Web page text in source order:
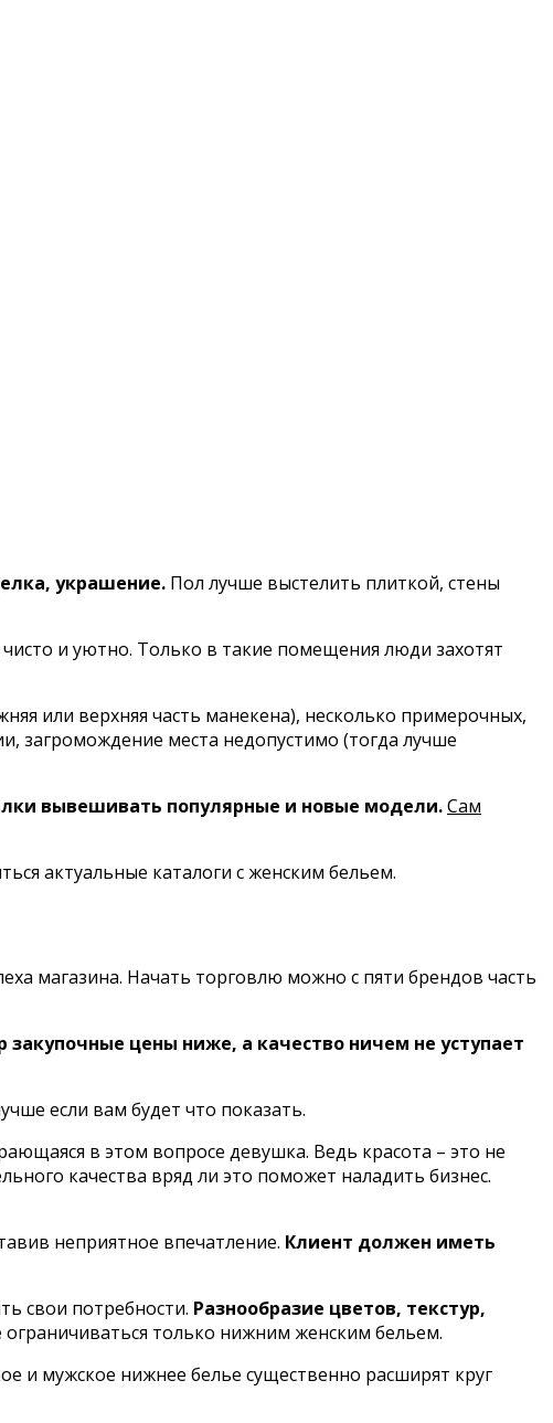
украшение. Пол лучше выстелить плиткой, стены
и уютно. Только в такие помещения люди захотят
или верхняя часть манекена), несколько примерочных,
загромождение места недопустимо (тогда лучше
вывешивать популярные и новые модели.Сам
актуальные каталоги с женским бельем.
магазина. Начать торговлю можно с пяти брендов часть
закупочные цены ниже, а качество ничем не уступает
если вам будет что показать.
в этом вопросе девушка. Ведь красота – это не
качества вряд ли это поможет наладить бизнес.
неприятное впечатление. Клиент должен иметь
свои потребности. Разнообразие цветов, текстур,
только нижним женским бельем.
и мужское нижнее белье существенно расширят круг